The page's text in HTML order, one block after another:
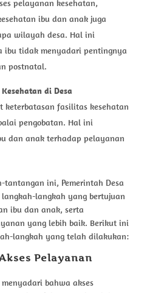
pelayanan kesehatan,
ibu dan anak juga
wilayah desa. Hal ini
ibu tidak menyadari pentingnya
postnatal.
di Desa
keterbatasan fasilitas kesehatan
pengobatan. Hal ini
dan anak terhadap pelayanan
tantangan ini, Pemerintah Desa
langkah yang bertujuan
ibu dan anak, serta
yang lebih baik. Berikut ini
langkah yang telah dilakukan:
Pelayanan
bahwa akses